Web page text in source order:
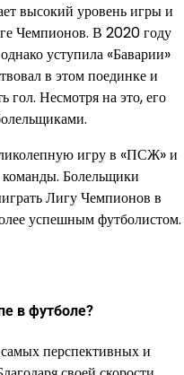
высокий уровень игры и
Чемпионов. В 2020 году
уступила «Баварии»
в этом поединке и
гол. Несмотря на это, его
игру в «ПСЖ» и
Болельщики
Лигу Чемпионов в
успешным футболистом.
в футболе?
перспективных и